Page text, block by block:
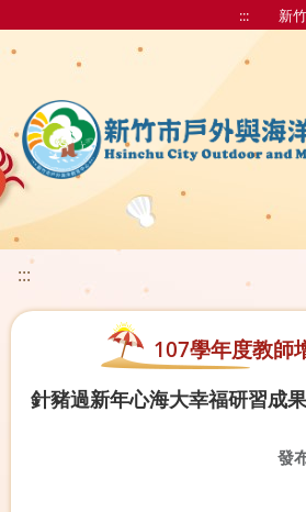
::: 新
:::
107學年度教師
針豬過新年心海大幸福研習成果
發